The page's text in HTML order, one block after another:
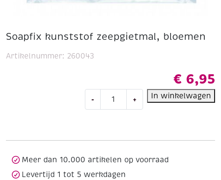
Soapfix kunststof zeepgietmal, bloemen
€ 6,95
- + In winkelwagen
Artikelnummer: 260043
Meer dan 10.000 artikelen op voorraad
Levertijd 1 tot 5 werkdagen